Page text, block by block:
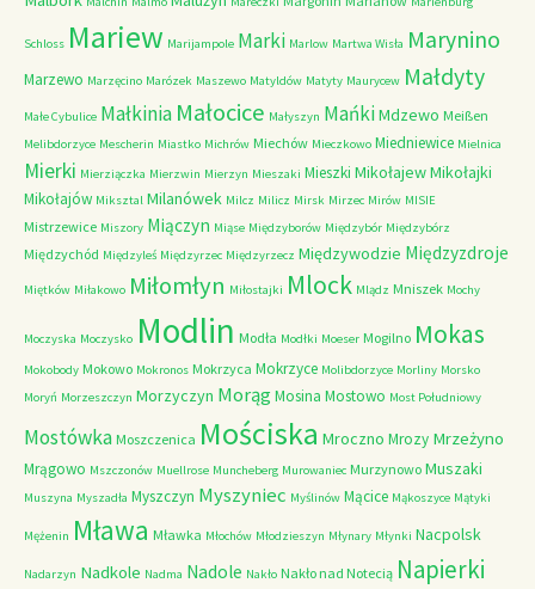
Schloss Mariew Marijampole Marki Marlow Martwa Wisła Marynino
Marzewo Marzęcino Marózek Maszewo Matyldów Matyty Maurycew Małdyty
Małe Cybulice Małkinia Małocice Małyszyn MańkiMdzewo Meißen
Melibdorzyce Mescherin Miastko Michrów Miechów Mieczkowo Miedniewice Mielnica
Mierki Mierziączka Mierzwin Mierzyn Mieszaki Mieszki MikołajewMikołajki
Mikołajów Miksztal Milanówek Milcz Milicz Mirsk Mirzec Mirów MISIE
Mistrzewice Miszory Miączyn Miąse Międzyborów Międzybór Międzybórz
Międzychód Międzyleś Międzyrzec Międzyrzecz Międzywodzie Międzyzdroje
Miętków Miłakowo Miłomłyn Miłostajki Mlock Mlądz Mniszek Mochy
Moczyska Moczysko Modlin Modła Modłki Moeser Mogilno Mokas
Mokobody Mokowo Mokronos Mokrzyca Mokrzyce Molibdorzyce Morliny Morsko
Moryń Morzeszczyn Morzyczyn MorągMosina Mostowo Most Południowy
Mostówka Moszczenica Mościska Mroczno Mrozy Mrzeżyno
Mrągowo Mszczonów Muellrose Muncheberg Murowaniec Murzynowo Muszaki
Muszyna Myszadła Myszczyn Myszyniec Myślinów Mącice Mąkoszyce Mątyki
Mężenin Mława Mławka Młochów Młodzieszyn Młynary Młynki Nacpolsk
Nadarzyn Nadkole Nadma Nadole Nakło Nakło nad Notecią Napierki